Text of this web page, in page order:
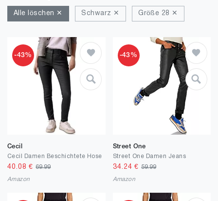
Alle löschen ✕ Schwarz ✕ Größe 28 ✕
-43%
Cecil
Cecil Damen Beschichtete Hose
40.08 €69.99
Amazon
-43%
Street One
Street One Damen Jeans
34.24 € 59.99
Amazon